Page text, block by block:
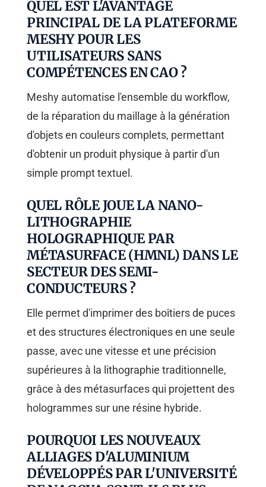
QUEL EST L'AVANTAGE
PRINCIPAL DE LA PLATEFORME
MESHY POUR LES
UTILISATEURS SANS
COMPÉTENCES EN CAO ?
Meshy automatise l'ensemble du workflow,
de la réparation du maillage à la génération
d'objets en couleurs complets, permettant
d'obtenir un produit physique à partir d'un
simple prompt textuel.
QUEL RÔLE JOUE LA NANO-
LITHOGRAPHIE
HOLOGRAPHIQUE PAR
MÉTASURFACE (HMNL) DANS LE
SECTEUR DES SEMI-
CONDUCTEURS ?
Elle permet d'imprimer des boîtiers de puces
et des structures électroniques en une seule
passe, avec une vitesse et une précision
supérieures à la lithographie traditionnelle,
grâce à des métasurfaces qui projettent des
hologrammes sur une résine hybride.
POURQUOI LES NOUVEAUX
ALLIAGES D'ALUMINIUM
DÉVELOPPÉS PAR L'UNIVERSITÉ